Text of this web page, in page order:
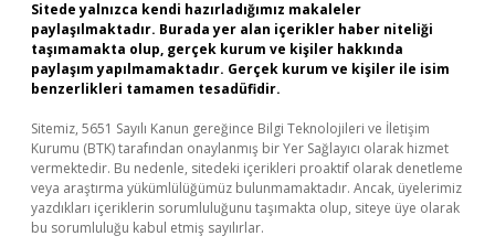
Sitede yalnızca kendi hazırladığımız makaleler
paylaşılmaktadır. Burada yer alan içerikler haber niteliği
taşımamakta olup, gerçek kurum ve kişiler hakkında
paylaşım yapılmamaktadır. Gerçek kurum ve kişiler ile isim
benzerlikleri tamamen tesadüfidir.
Sitemiz, 5651 Sayılı Kanun gereğince Bilgi Teknolojileri ve İletişim
Kurumu (BTK) tarafından onaylanmış bir Yer Sağlayıcı olarak hizmet
vermektedir. Bu nedenle, sitedeki içerikleri proaktif olarak denetleme
veya araştırma yükümlülüğümüz bulunmamaktadır. Ancak, üyelerimiz
yazdıkları içeriklerin sorumluluğunu taşımakta olup, siteye üye olarak
bu sorumluluğu kabul etmiş sayılırlar.